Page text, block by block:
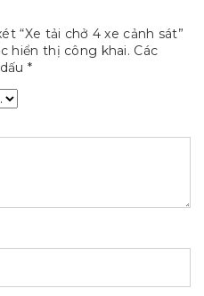
“Xe tải chở 4 xe cảnh sát”
hiển thị công khai. Các
*